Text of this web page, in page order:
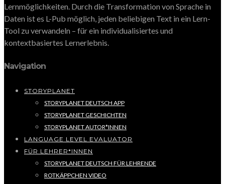
Lernmöglichkeiten. Durch die Transformation von Sprache in
Daten ist es L-Pub möglich, jeden beliebigen Text in ein Lern-
Tool zu verwandeln – für ein individualisiertes und
kontextbasiertes Lernerlebnis.
Navigation
STORYPLANET
STORYPLANET DEUTSCH APP
STORYPLANET GESCHICHTEN
STORYPLANET AUTOR*INNEN
LANGUAGE LEVEL EVALUATOR
FÜR LEHRER*INNEN
STORYPLANET DEUTSCH FÜR LEHRENDE
ROTKÄPPCHEN VIDEO